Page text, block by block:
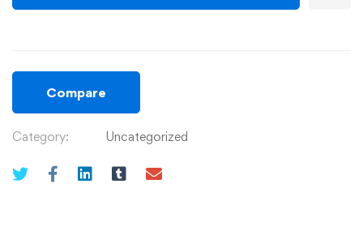
Compare
Category: Uncategorized